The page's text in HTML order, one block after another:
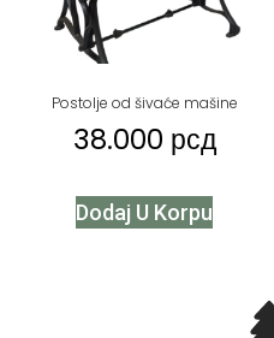
Postolje od šivaće mašine
38.000 рсд
Dodaj U Korpu